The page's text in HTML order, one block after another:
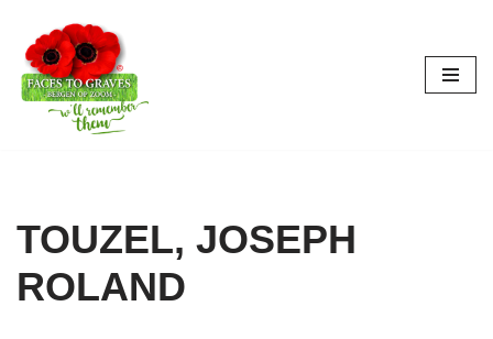
Ga
naar
TOUZEL, JOSEPH
ROLAND